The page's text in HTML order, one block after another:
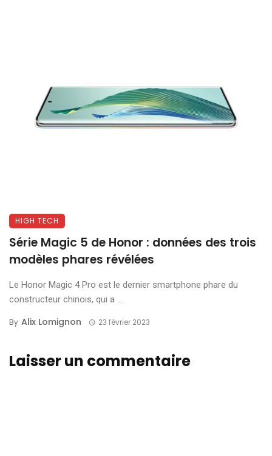
HIGH TECH
Série Magic 5 de Honor : données des trois
modèles phares révélées
Le Honor Magic 4 Pro est le dernier smartphone phare du
constructeur chinois, qui a ...
By Alix Lomignon 23 février 2023
Laisser un commentaire